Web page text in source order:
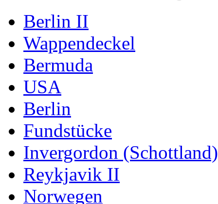
Berlin II
Wappendeckel
Bermuda
USA
Berlin
Fundstücke
Invergordon (Schottland)
Reykjavik II
Norwegen